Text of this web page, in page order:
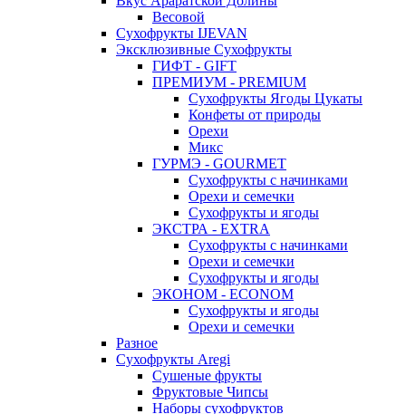
Весовой
Сухофрукты IJEVAN
Эксклюзивные Сухофрукты
ГИФТ - GIFT
ПРЕМИУМ - PREMIUM
Сухофрукты Ягоды Цукаты
Конфеты от природы
Орехи
Микс
ГУРМЭ - GOURMET
Сухофрукты с начинками
Орехи и семечки
Сухофрукты и ягоды
ЭКСТРА - EXTRA
Сухофрукты с начинками
Орехи и семечки
Сухофрукты и ягоды
ЭКОНОМ - ECONOM
Сухофрукты и ягоды
Орехи и семечки
Разное
Сухофрукты Aregi
Сушеные фрукты
Фруктовые Чипсы
Наборы сухофруктов